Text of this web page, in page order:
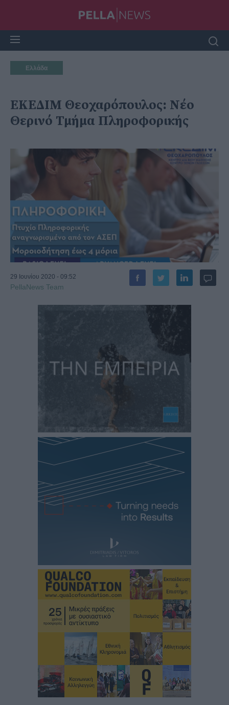
Ελλάδα
ΕΚΕΔΙΜ Θεοχαρόπουλος: Νέο
Θερινό Τμήμα Πληροφορικής
29 Ιουνίου 2020 - 09:52
PellaNews Team